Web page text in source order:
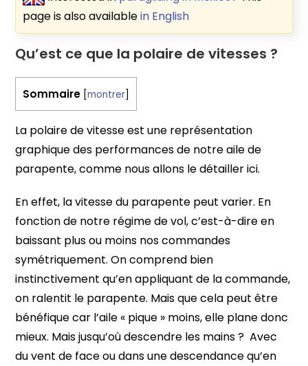
page is also availablein English
Qu’est ce que la polaire de vitesses ?
Sommaire [montrer]
La polaire de vitesse est une représentation
graphique des performances de notre aile de
parapente, comme nous allons le détailler ici.
En effet, la vitesse du parapente peut varier. En
fonction de notre régime de vol, c’est-à-dire en
baissant plus ou moins nos commandes
symétriquement. On comprend bien
instinctivement qu’en appliquant de la commande,
on ralentit le parapente. Mais que cela peut être
bénéfique car l’aile « pique » moins, elle plane donc
mieux. Mais jusqu’où descendre les mains ? Avec
du vent de face ou dans une descendance qu’en